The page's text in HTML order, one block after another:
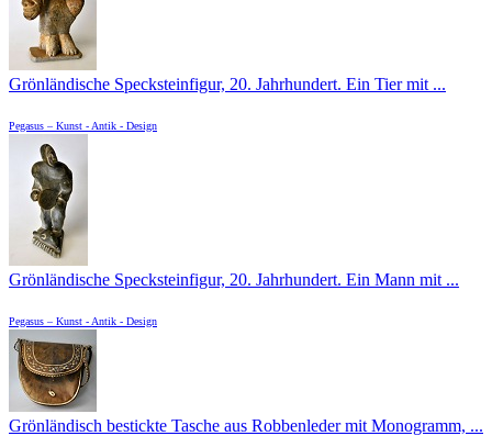
Grönländische Specksteinfigur, 20. Jahrhundert. Ein Tier mit ...
Pegasus – Kunst - Antik - Design
Grönländische Specksteinfigur, 20. Jahrhundert. Ein Mann mit ...
Pegasus – Kunst - Antik - Design
Grönländisch bestickte Tasche aus Robbenleder mit Monogramm, ...